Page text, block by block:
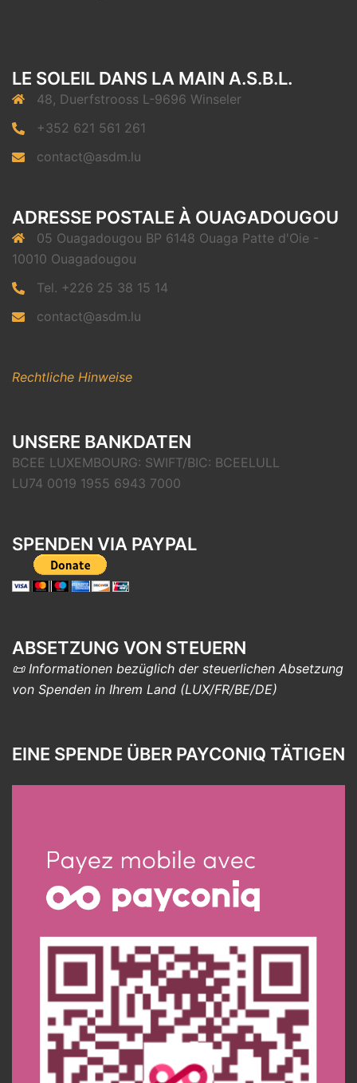
LE SOLEIL DANS LA MAIN A.S.B.L.
48, Duerfstrooss L-9696 Winseler
+352 621 561 261
contact@asdm.lu
ADRESSE POSTALE À OUAGADOUGOU
05 Ouagadougou BP 6148 Ouaga Patte d'Oie -
10010 Ouagadougou
Tel. +226 25 38 15 14
contact@asdm.lu
Rechtliche Hinweise
UNSERE BANKDATEN
BCEE LUXEMBOURG: SWIFT/BIC: BCEELULL
LU74 0019 1955 6943 7000
SPENDEN VIA PAYPAL
ABSETZUNG VON STEUERN
📜 Informationen bezüglich der steuerlichen Absetzung
von Spenden in Ihrem Land (LUX/FR/BE/DE)
EINE SPENDE ÜBER PAYCONIQ TÄTIGEN